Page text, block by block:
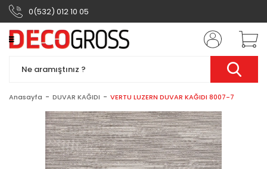
0(532) 012 10 05
Anasayfa DUVAR KAĞIDI VERTU LUZERN DUVAR KAĞIDI 8007-7